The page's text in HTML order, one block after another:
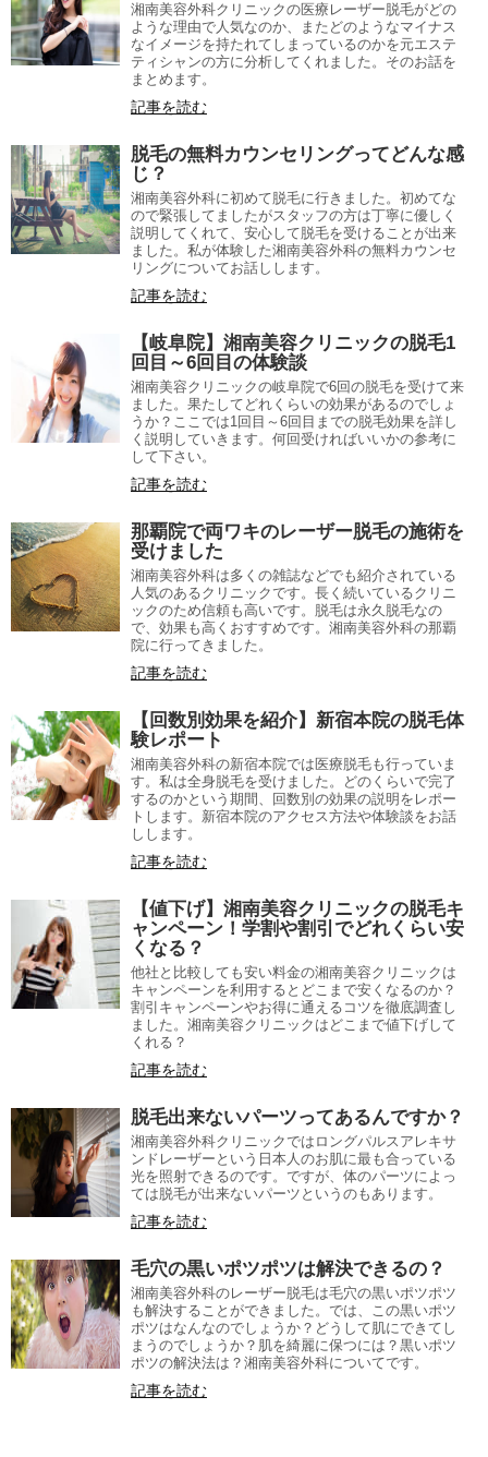
湘南美容外科クリニックの医療レーザー脱毛がどの
ような理由で人気なのか、またどのようなマイナス
なイメージを持たれてしまっているのかを元エステ
ティシャンの方に分析してくれました。そのお話を
まとめます。
記事を読む
脱毛の無料カウンセリングってどんな感
じ？
湘南美容外科に初めて脱毛に行きました。初めてな
ので緊張してましたがスタッフの方は丁寧に優しく
説明してくれて、安心して脱毛を受けることが出来
ました。私が体験した湘南美容外科の無料カウンセ
リングについてお話しします。
記事を読む
【岐阜院】湘南美容クリニックの脱毛1
回目～6回目の体験談
湘南美容クリニックの岐阜院で6回の脱毛を受けて来
ました。果たしてどれくらいの効果があるのでしょ
うか？ここでは1回目～6回目までの脱毛効果を詳し
く説明していきます。何回受ければいいかの参考に
して下さい。
記事を読む
那覇院で両ワキのレーザー脱毛の施術を
受けました
湘南美容外科は多くの雑誌などでも紹介されている
人気のあるクリニックです。長く続いているクリニ
ックのため信頼も高いです。脱毛は永久脱毛なの
で、効果も高くおすすめです。湘南美容外科の那覇
院に行ってきました。
記事を読む
【回数別効果を紹介】新宿本院の脱毛体
験レポート
湘南美容外科の新宿本院では医療脱毛も行っていま
す。私は全身脱毛を受けました。どのくらいで完了
するのかという期間、回数別の効果の説明をレポー
トします。新宿本院のアクセス方法や体験談をお話
しします。
記事を読む
【値下げ】湘南美容クリニックの脱毛キ
ャンペーン！学割や割引でどれくらい安
くなる？
他社と比較しても安い料金の湘南美容クリニックは
キャンペーンを利用するとどこまで安くなるのか？
割引キャンペーンやお得に通えるコツを徹底調査し
ました。湘南美容クリニックはどこまで値下げして
くれる？
記事を読む
脱毛出来ないパーツってあるんですか？
湘南美容外科クリニックではロングパルスアレキサ
ンドレーザーという日本人のお肌に最も合っている
光を照射できるのです。ですが、体のパーツによっ
ては脱毛が出来ないパーツというのもあります。
記事を読む
毛穴の黒いポツポツは解決できるの？
湘南美容外科のレーザー脱毛は毛穴の黒いポツポツ
も解決することができました。では、この黒いポツ
ポツはなんなのでしょうか？どうして肌にできてし
まうのでしょうか？肌を綺麗に保つには？黒いポツ
ポツの解決法は？湘南美容外科についてです。
記事を読む